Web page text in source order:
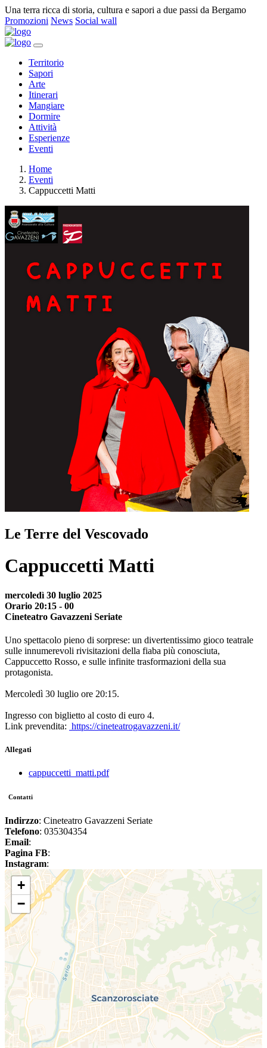
Una terra ricca di storia, cultura e sapori a due passi da Bergamo
Promozioni News Social wall
Territorio
Sapori
Arte
Itinerari
Mangiare
Dormire
Attività
Esperienze
Eventi
Home
Eventi
Cappuccetti Matti
Le Terre del Vescovado
Cappuccetti Matti
mercoledì 30 luglio 2025
Orario 20:15 - 00
Cineteatro Gavazzeni Seriate
Uno spettacolo pieno di sorprese: un divertentissimo gioco teatrale
sulle innumerevoli rivisitazioni della fiaba più conosciuta,
Cappuccetto Rosso, e sulle infinite trasformazioni della sua
protagonista.
Mercoledì 30 luglio ore 20:15.
Ingresso con biglietto al costo di euro 4.
Link prevendita: ​ https://cineteatrogavazzeni.it/
Allegati
cappuccetti_matti.pdf
Contatti
Indirzzo: Cineteatro Gavazzeni Seriate
Telefono: 035304354
Email:
Pagina FB:
Instagram:
+
−